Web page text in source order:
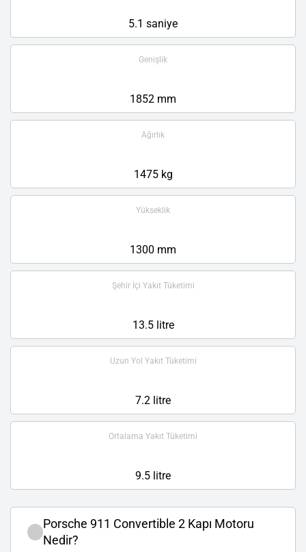
5.1 saniye
Genişlik
1852 mm
Ağırlık
1475 kg
Yükseklik
1300 mm
Şehir İçi Yakıt Tüketimi
13.5 litre
Uzun Yol Yakıt Tüketimi
7.2 litre
Ortalama Yakıt Tüketimi
9.5 litre
Porsche 911 Convertible 2 Kapı Motoru
Nedir?